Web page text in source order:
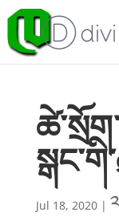
Jul 18, 2020|